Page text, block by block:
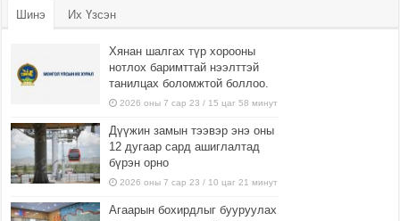
/
-
p
l
.
c
o
m
к
Шинэ Их Үзсэн
Хянан шалгах түр хорооны
нотлох баримттай нээлттэй
танилцах боломжтой боллоо.
2026 оны 7 сар 23 / 15 цаг 58 минут
Дүүжин замын тээвэр энэ оны
12 дугаар сард ашиглалтад
бүрэн орно
2026 оны 7 сар 23 / 10 цаг 21 минут
Агаарын бохирдлыг бууруулах